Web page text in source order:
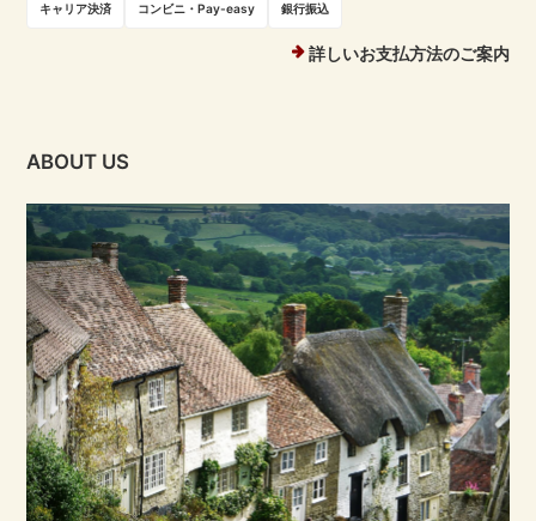
キャリア決済 コンビニ・Pay-easy 銀行振込
詳しいお支払方法のご案内
ABOUT US